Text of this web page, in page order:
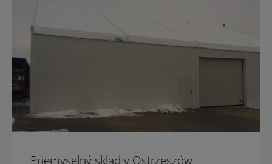
Priemyselný sklad v Ostrzeszów